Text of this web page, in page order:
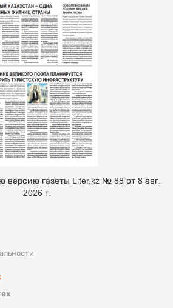
версию газеты Liter.kz № 88 от 8 авг.
2026 г.